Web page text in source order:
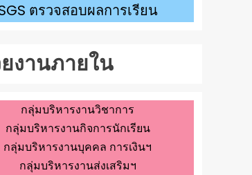
ตรวจสอบผลการเรียน
งานภายใน
กลุ่มบริหารงานวิชาการ
กลุ่มบริหารงานกิจการนักเรียน
กลุ่มบริหารงานบุคคล การเงินฯ
กลุ่มบริหารงานส่งเสริมฯ